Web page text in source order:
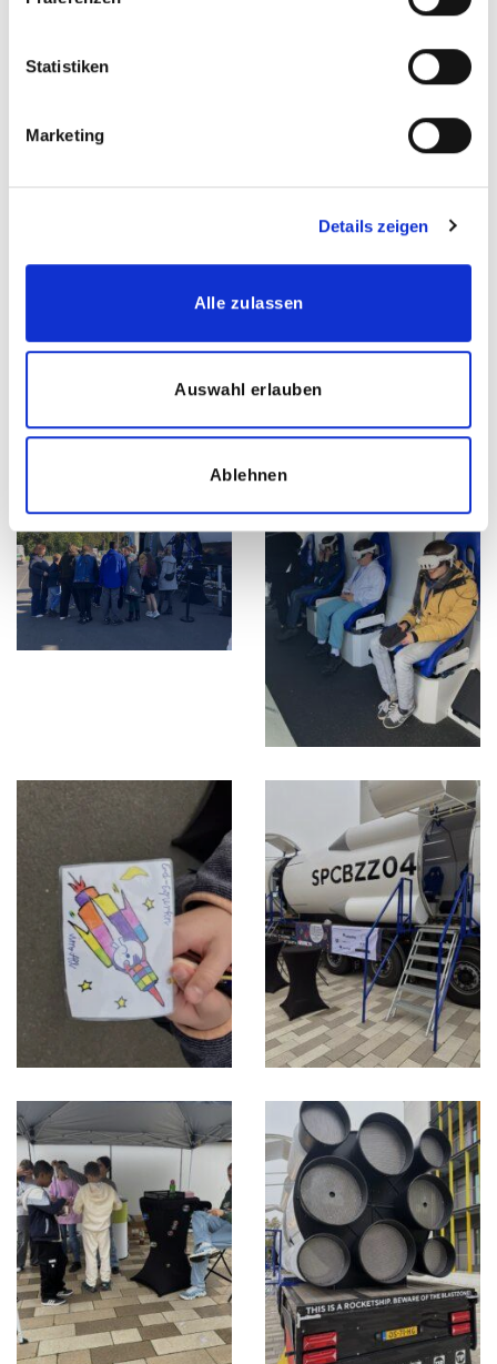
Statistiken
Marketing
Details zeigen
Alle zulassen
Auswahl erlauben
Ablehnen
SpaceBuzz in den Medien
Eindrücke und Bilder der Tour